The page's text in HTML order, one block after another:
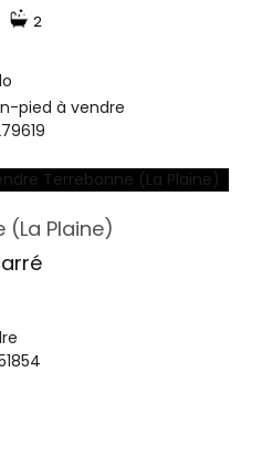
2
pied à vendre
(La Plaine)